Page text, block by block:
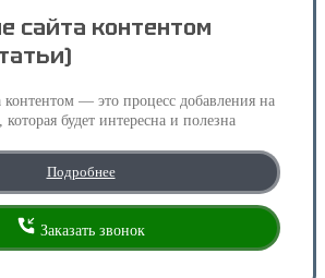
сайта контентом
контентом — это процесс добавления на
будет интересна и полезна
Подробнее
Заказать звонок